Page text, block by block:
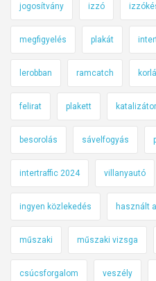
jogosítvány izzó
megfigyelés plakát
lerobban ramcatch
felirat plakett katalizátor
besorolás sávelfogyás
intertraffic 2024 villanyautó
ingyen közlekedés használt
műszaki műszaki vizsga
csúcsforgalom veszély